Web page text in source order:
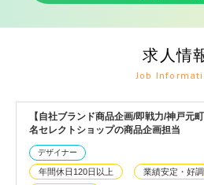
求人情
Job
【自社ブランド商品企画/即戦力/神戸元
名セレクトショップの商品企画担当
デザイナー
年間休日120日以上 業績安定・好調